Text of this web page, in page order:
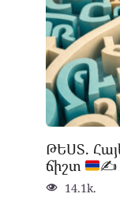
ԹԵՍՏ.
ճիշտ
✍
14.1k.